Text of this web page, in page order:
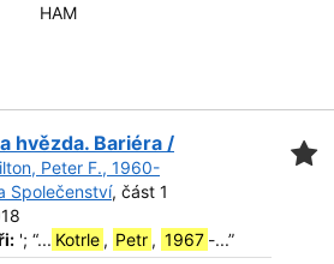
HAM
hvězda. Bariéra /
Peter F., 1960-
Společenství, část 1
'; “... Kotrle , Petr , 1967 -...”